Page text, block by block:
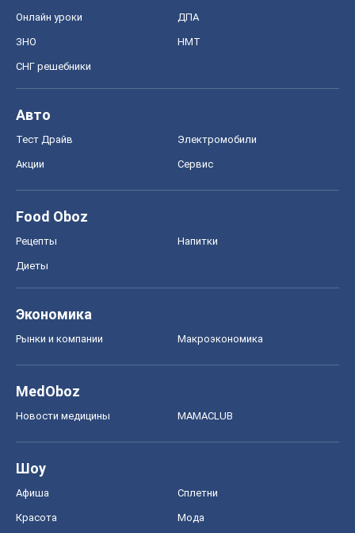
Онлайн уроки ДПА
ЗНО НМТ
СНГ решебники
Авто
Тест Драйв Электромобили
Акции Сервис
Food Oboz
Рецепты Напитки
Диеты
Экономика
Рынки и компании Mакроэкономика
MedOboz
Новости медицины MAMACLUB
Шоу
Афиша Сплетни
Красота Мода